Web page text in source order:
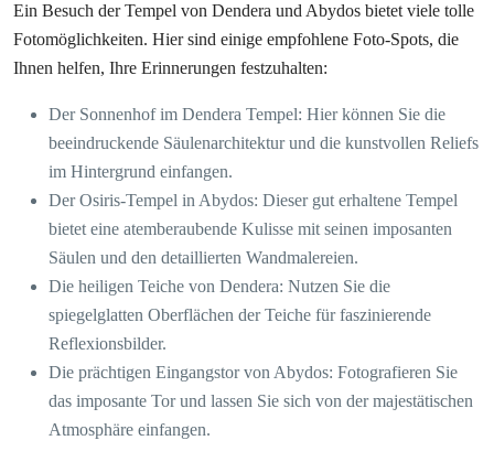
Ein Besuch der Tempel von Dendera und Abydos bietet viele tolle
Fotomöglichkeiten. Hier sind einige empfohlene Foto-Spots, die
Ihnen helfen, Ihre Erinnerungen festzuhalten:
Der Sonnenhof im Dendera Tempel: Hier können Sie die
beeindruckende Säulenarchitektur und die kunstvollen Reliefs
im Hintergrund einfangen.
Der Osiris-Tempel in Abydos: Dieser gut erhaltene Tempel
bietet eine atemberaubende Kulisse mit seinen imposanten
Säulen und den detaillierten Wandmalereien.
Die heiligen Teiche von Dendera: Nutzen Sie die
spiegelglatten Oberflächen der Teiche für faszinierende
Reflexionsbilder.
Die prächtigen Eingangstor von Abydos: Fotografieren Sie
das imposante Tor und lassen Sie sich von der majestätischen
Atmosphäre einfangen.